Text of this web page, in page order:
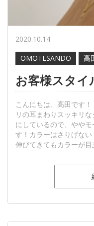
2020.10.14
OMOTESANDO
高
お客様スタイ
こんにちは、高田です
リの耳まわりスッキリ
にしているので、やや
す！カラーはさりげな
伸びてきてもカラーが